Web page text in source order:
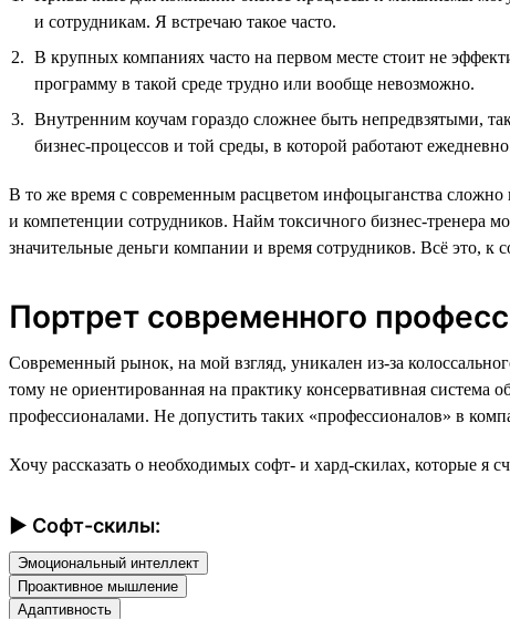
и сотрудникам. Я встречаю такое часто.
В крупных компаниях часто на первом месте стоит не
программу в такой среде трудно или вообще невозможно.
Внутренним коучам гораздо сложнее быть непредвзятыми,
бизнес-процессов и той среды, в которой работают
В то же время с современным расцветом инфоцыганства
и компетенции сотрудников. Найм токсичного бизнес-тренера
значительные деньги компании и время сотрудников. Всё это, к
Портрет современного
Современный рынок, на мой взгляд, уникален из-за
тому не ориентированная на практику консервативная
профессионалами. Не допустить таких «профессионалов» в
Хочу рассказать о необходимых софт- и хард-скилах, которые
► Софт-скилы:
Эмоциональный интеллект
Проактивное мышление
Адаптивность